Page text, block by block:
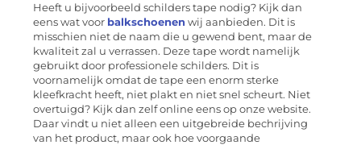
Heeft u bijvoorbeeld schilders tape nodig? Kijk dan
eens wat voor balkschoenen wij aanbieden. Dit is
misschien niet de naam die u gewend bent, maar de
kwaliteit zal u verrassen. Deze tape wordt namelijk
gebruikt door professionele schilders. Dit is
voornamelijk omdat de tape een enorm sterke
kleefkracht heeft, niet plakt en niet snel scheurt. Niet
overtuigd? Kijk dan zelf online eens op onze website.
Daar vindt u niet alleen een uitgebreide bechrijving
van het product, maar ook hoe voorgaande